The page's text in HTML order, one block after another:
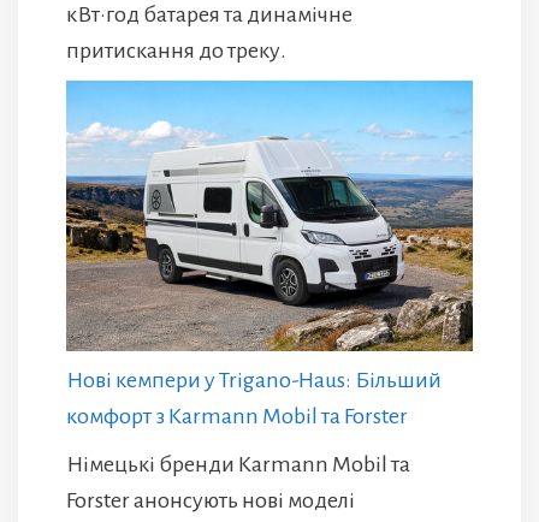
кВт·год батарея та динамічне
притискання до треку.
Нові кемпери у Trigano-Haus: Більший
комфорт з Karmann Mobil та Forster
Німецькі бренди Karmann Mobil та
Forster анонсують нові моделі